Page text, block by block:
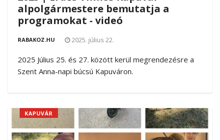
alpolgármestere bemutatja a
programokat - videó
RABAKOZ.HU 2025. július 22.
2025 Július 25. és 27. között kerül megrendezésre a
Szent Anna-napi búcsú Kapuváron.
KAPUVÁR